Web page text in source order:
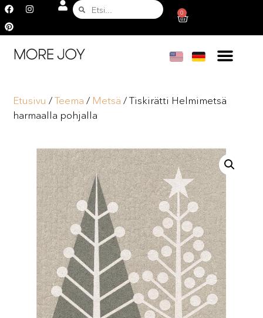
0
Etusivu /Teema / Metsä / Tiskirätti Helmimetsä
harmaalla pohjalla